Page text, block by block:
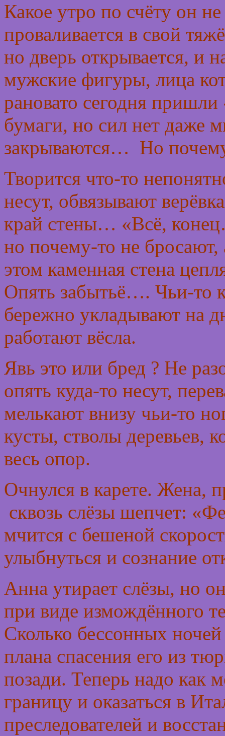
Какое утро по счёту он
проваливается в свой
но дверь открывается, и
мужские фигуры, лица
рановато сегодня
бумаги, но сил нет даже
закрываются… Но
Творится что-то
несут, обвязывают
край стены… «Всё,
но почему-то не
этом каменная стена
Опять забытьё…. Чьи-то
бережно укладывают на
работают вёсла.
Явь это или бред ? Не
опять куда-то несут,
мелькают внизу чьи-то
кусты, стволы деревьев,
весь опор.
Очнулся в карете. Жена,
сквозь слёзы шепчет:
мчится с бешеной
улыбнуться и сознание
Анна утирает слёзы, но
при виде измождённого
Сколько бессонных
плана спасения его из
позади. Теперь надо как
границу и оказаться в
преследователей и